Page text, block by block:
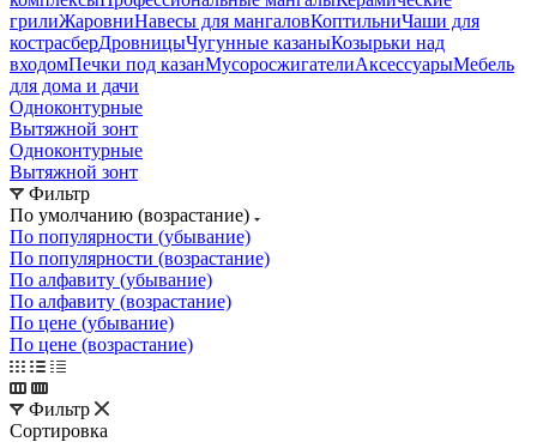
грилиЖаровниНавесы для мангаловКоптильниЧаши для
кострасберДровницыЧугунные казаныКозырьки над
входомПечки под казанМусоросжигателиАксессуарыМебель
для дома и дачи
Одноконтурные
Вытяжной зонт
Одноконтурные
Вытяжной зонт
Фильтр
По умолчанию (возрастание)
По популярности (убывание)
По популярности (возрастание)
По алфавиту (убывание)
По алфавиту (возрастание)
По цене (убывание)
По цене (возрастание)
Фильтр
Сортировка